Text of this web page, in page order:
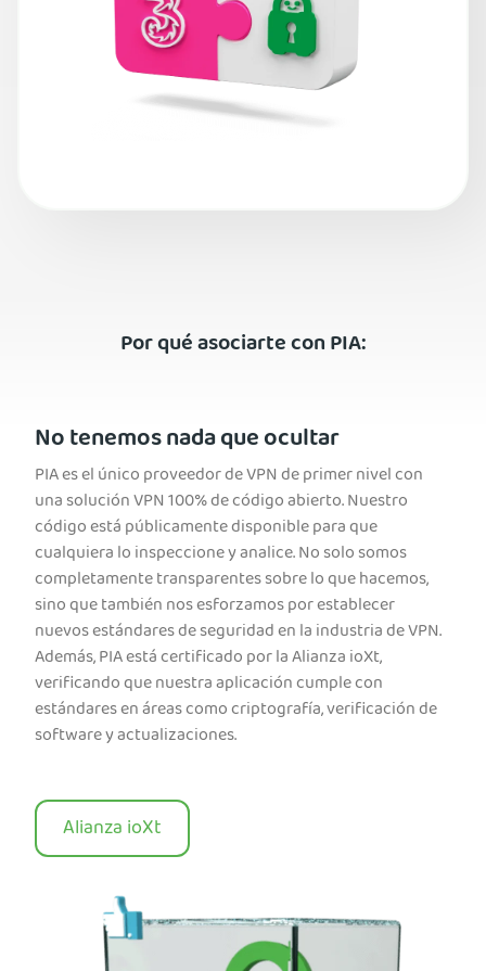
Por qué asociarte con PIA:
No tenemos nada que ocultar
PIA es el único proveedor de VPN de primer nivel con
una solución VPN 100% de código abierto. Nuestro
código está públicamente disponible para que
cualquiera lo inspeccione y analice. No solo somos
completamente transparentes sobre lo que hacemos,
sino que también nos esforzamos por establecer
nuevos estándares de seguridad en la industria de VPN.
Además, PIA está certificado por la Alianza ioXt,
verificando que nuestra aplicación cumple con
estándares en áreas como criptografía, verificación de
software y actualizaciones.
Alianza ioXt